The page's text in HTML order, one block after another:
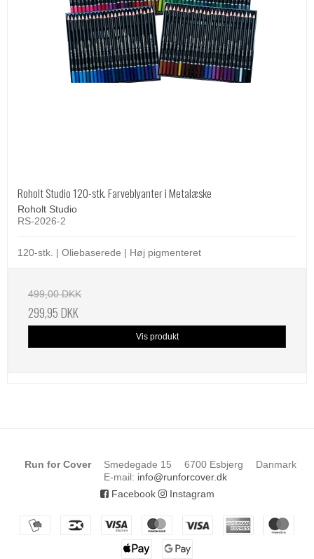
Roholt Studio 120-stk. Farveblyanter i Metalæske
Roholt Studio
RS-2026-2
120-stk. | Oliebaserede | Høj pigmenteret
499,00 DKK
299,95 DKK
Vis produkt
Run for Cover Smedegade 15 6700 Esbjerg
Danmark
E-mail: info@runforcover.dk
Facebook
Instagram